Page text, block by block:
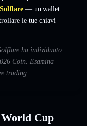
Solflare — un wallet
le tue chiavi
ha individuato
Coin. Esamina
trading.
Cup